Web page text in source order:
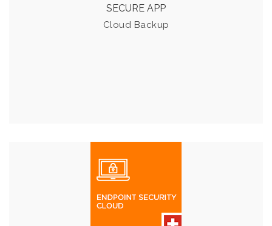
SECURE APP
Cloud Backup
ENDPOINT SECURITY CLOUD
Der virtuelle Rundumschutz für Ihre lokale Umgebung.